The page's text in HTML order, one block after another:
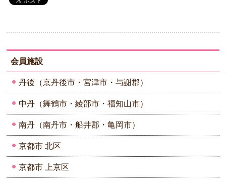
会員施設
丹後（京丹後市・宮津市・与謝郡）
中丹（舞鶴市・綾部市・福知山市）
南丹（南丹市・船井郡・亀岡市）
京都市 北区
京都市 上京区